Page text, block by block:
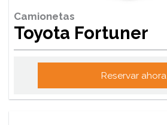
Camionetas
Toyota Fortuner
Reservar ahora